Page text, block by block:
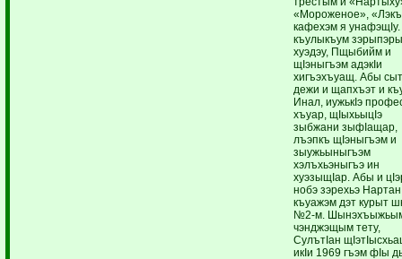
«Мороженое»,
кафехэм я
къулыкъум
хуэдэу, Пщыбийм и
щIэныгъэм адэкIи
хигъэхъуащ. Абы
дежи и щапхъэт и
Инал, иужькIэ
хъуар, щIыхьыцIэ
зыбжани зыфIащар,
лъэпкъ щIэныгъэм и
зыужьыныгъэм
хэлъхьэныгъэ ин
хуэзыщIар. Абы и
нобэ зэрехьэ Нартан
къуажэм дэт курыт
№2-м.
чэнджэщым тету,
СулътIан
икIи 1969 гъэм фIы